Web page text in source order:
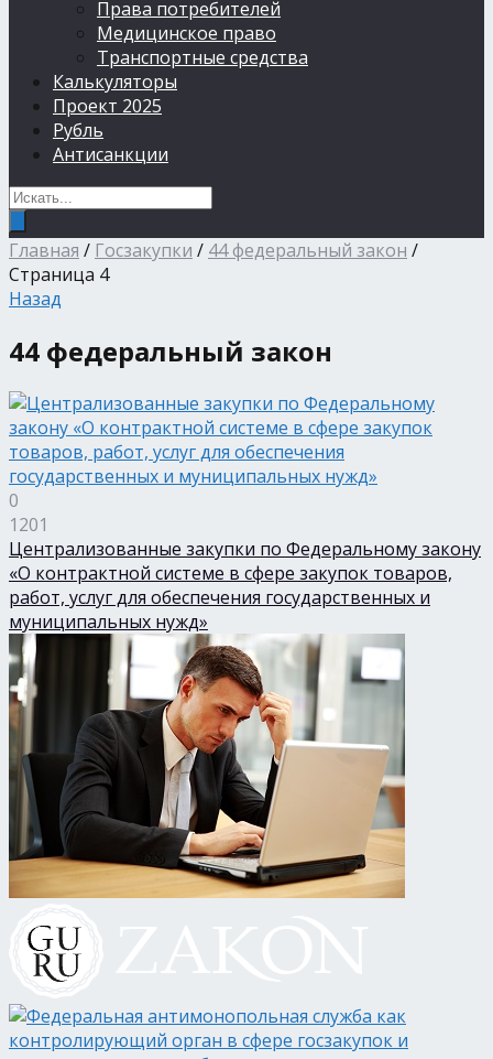
Права потребителей
Медицинское право
Транспортные средства
Калькуляторы
Проект 2025
Рубль
Антисанкции
Главная / Госзакупки / 44 федеральный закон /
Страница 4
Назад
44 федеральный закон
0
1201
Централизованные закупки по Федеральному закону
«О контрактной системе в сфере закупок товаров,
работ, услуг для обеспечения государственных и
муниципальных нужд»